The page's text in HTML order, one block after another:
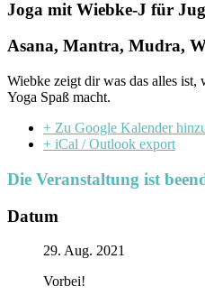
Joga mit Wiebke-J für
Asana, Mantra, Mudra,
Wiebke zeigt dir was das alles
Yoga Spaß macht.
+ Zu Google Kalender
+ iCal / Outlook export
Die Veranstaltung ist
Datum
29. Aug. 2021
Vorbei!